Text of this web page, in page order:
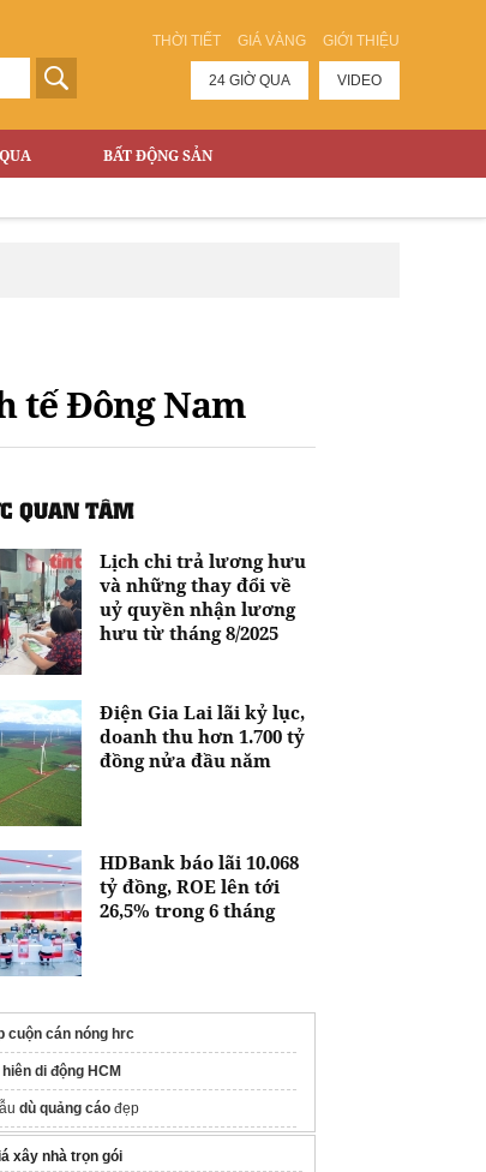
THỜI TIẾT GIÁ VÀNG GIỚI THIỆU
24 GIỜ QUA VIDEO
BẤT ĐỘNG SẢN
tế Đông Nam
QUAN TÂM
Lịch chi trả lương hưu
và những thay đổi về
uỷ quyền nhận lương
hưu từ tháng 8/2025
Điện Gia Lai lãi kỷ lục,
doanh thu hơn 1.700 tỷ
đồng nửa đầu năm
HDBank báo lãi 10.068
tỷ đồng, ROE lên tới
26,5% trong 6 tháng
cuộn cán nóng hrc
di động HCM
dù quảng cáo đẹp
gió nhựa pvc Green BM
xây nhà trọn gói